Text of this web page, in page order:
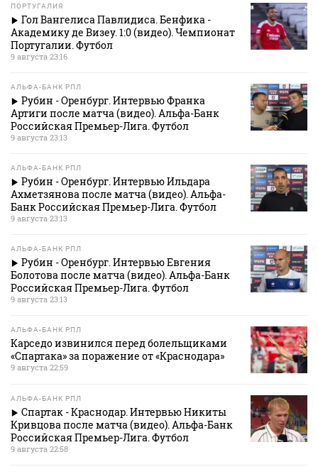
ПОРТУГАЛИЯ
Гол Вангелиса Павлидиса. Бенфика -
Академику де Визеу. 1:0 (видео). Чемпионат
Португалии. Футбол
9 августа 23:16
АЛЬФА-БАНК РПЛ
Рубин - Оренбург. Интервью Франка
Артиги после матча (видео). Альфа-Банк
Российская Премьер-Лига. Футбол
9 августа 23:13
АЛЬФА-БАНК РПЛ
Рубин - Оренбург. Интервью Ильдара
Ахметзянова после матча (видео). Альфа-
Банк Российская Премьер-Лига. Футбол
9 августа 23:13
АЛЬФА-БАНК РПЛ
Рубин - Оренбург. Интервью Евгения
Болотова после матча (видео). Альфа-Банк
Российская Премьер-Лига. Футбол
9 августа 23:13
АЛЬФА-БАНК РПЛ
Карседо извинился перед болельщиками
«Спартака» за поражение от «Краснодара»
9 августа 22:59
АЛЬФА-БАНК РПЛ
Спартак - Краснодар. Интервью Никиты
Кривцова после матча (видео). Альфа-Банк
Российская Премьер-Лига. Футбол
9 августа 22:58